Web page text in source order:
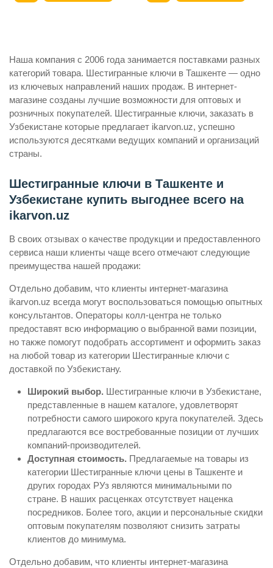
Наша компания с 2006 года занимается поставками разных
категорий товара. Шестигранные ключи в Ташкенте — одно
из ключевых направлений наших продаж. В интернет-
магазине созданы лучшие возможности для оптовых и
розничных покупателей. Шестигранные ключи, заказать в
Узбекистане которые предлагает ikarvon.uz, успешно
используются десятками ведущих компаний и организаций
страны.
Шестигранные ключи в Ташкенте и
Узбекистане купить выгоднее всего на
ikarvon.uz
В своих отзывах о качестве продукции и предоставленного
сервиса наши клиенты чаще всего отмечают следующие
преимущества нашей продажи:
Отдельно добавим, что клиенты интернет-магазина
ikarvon.uz всегда могут воспользоваться помощью опытных
консультантов. Операторы колл-центра не только
предоставят всю информацию о выбранной вами позиции,
но также помогут подобрать ассортимент и оформить заказ
на любой товар из категории Шестигранные ключи с
доставкой по Узбекистану.
Широкий выбор. Шестигранные ключи в Узбекистане,
представленные в нашем каталоге, удовлетворят
потребности самого широкого круга покупателей. Здесь
предлагаются все востребованные позиции от лучших
компаний-производителей.
Доступная стоимость. Предлагаемые на товары из
категории Шестигранные ключи цены в Ташкенте и
других городах РУз являются минимальными по
стране. В наших расценках отсутствует наценка
посредников. Более того, акции и персональные скидки
оптовым покупателям позволяют снизить затраты
клиентов до минимума.
Отдельно добавим, что клиенты интернет-магазина